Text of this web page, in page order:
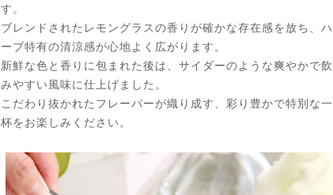
す。
ブレンドされたレモングラスの香りが確かな存在感を放ち、ハ
ーブ特有の清涼感が心地よく広がります。
新鮮な色と香りに包まれた後は、サイダーのような爽やかで飲
みやすい風味に仕上げました。
こだわり抜かれたフレーバーが織り成す、彩り豊かで特別な一
杯をお楽しみください。